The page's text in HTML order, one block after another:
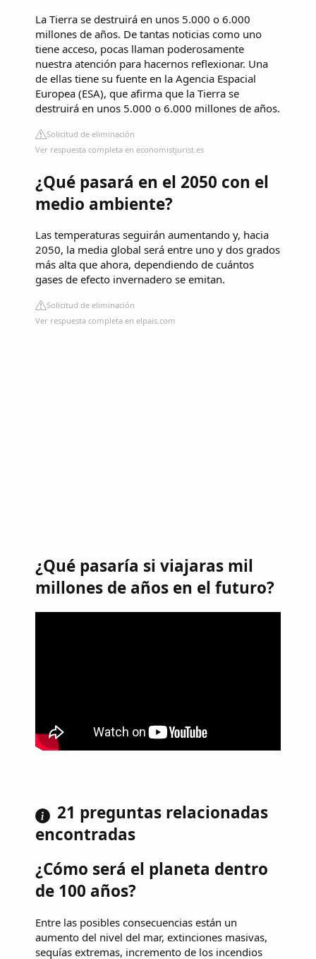
La Tierra se destruirá en unos 5.000 o 6.000
millones de años. De tantas noticias como uno
tiene acceso, pocas llaman poderosamente
nuestra atención para hacernos reflexionar. Una
de ellas tiene su fuente en la Agencia Espacial
Europea (ESA), que afirma que la Tierra se
destruirá en unos 5.000 o 6.000 millones de años.
Solicitud de eliminación
Ver respuesta completa en economistjurist.es
¿Qué pasará en el 2050 con el
medio ambiente?
Las temperaturas seguirán aumentando y, hacia
2050, la media global será entre uno y dos grados
más alta que ahora, dependiendo de cuántos
gases de efecto invernadero se emitan.
Solicitud de eliminación
Ver respuesta completa en elpais.com
¿Qué pasaría si viajaras mil
millones de años en el futuro?
21 preguntas relacionadas
encontradas
¿Cómo será el planeta dentro
de 100 años?
Entre las posibles consecuencias están un
aumento del nivel del mar, extinciones masivas,
sequías extremas, incremento de los incendios